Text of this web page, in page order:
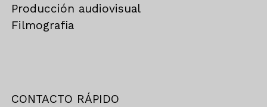
Producción audiovisual
Filmografia
CONTACTO RÁPIDO